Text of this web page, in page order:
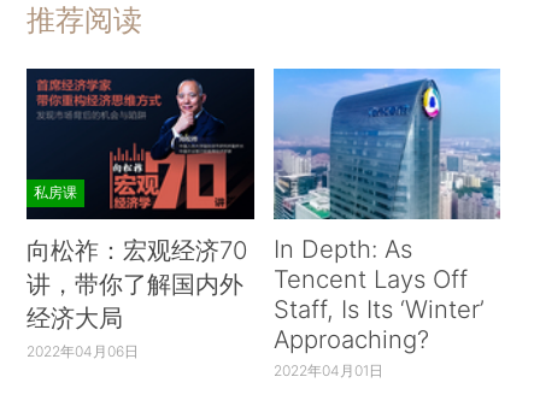
推荐阅读
私房课
向松祚：宏观经济70
讲，带你了解国内外
经济大局
2022年04月06日
In Depth: As
Tencent Lays Off
Staff, Is Its ‘Winter’
Approaching?
2022年04月01日